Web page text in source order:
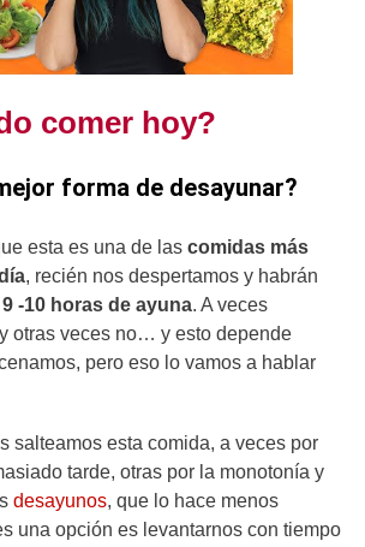
comer hoy?
forma de desayunar?
esta es una de las comidas más
, recién nos despertamos y habrán
9 -10 horas de ayuna. A veces
otras veces no… y esto depende
pero eso lo vamos a hablar
salteamos esta comida, a veces por
tarde, otras por la monotonía y
desayunos, que lo hace menos
una opción es levantarnos con tiempo